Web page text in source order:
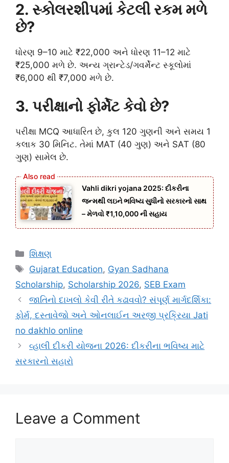
2. સ્કોલરશીપમાં કેટલી રકમ મળે
છે?
ધોરણ 9–10 માટે ₹22,000 અને ધોરણ 11–12 માટે
₹25,000 મળે છે. અન્ય ગ્રાન્ટેડ/ગવર્મેન્ટ સ્કૂલોમાં
₹6,000 થી ₹7,000 મળે છે.
3. પરીક્ષાનો ફોર્મેટ કેવો છે?
પરીક્ષા MCQ આધારિત છે, કુલ 120 ગુણની અને સમય 1
કલાક 30 મિનિટ. તેમાં MAT (40 ગુણ) અને SAT (80
ગુણ) સામેલ છે.
Vahli dikri yojana 2025: દીકરીના
જન્મથી લઇને ભવિષ્ય સુધીનો સરકારનો સાથ
– મેળવો ₹1,10,000 ની સહાય
Categories
શિક્ષણ
Tags
Gujarat Education, Gyan Sadhana
Scholarship, Scholarship 2026, SEB Exam
જાતિનો દાખલો કેવી રીતે કઢાવવો? સંપૂર્ણ માર્ગદર્શિકા:
ફોર્મ, દસ્તાવેજો અને ઓનલાઈન અરજી પ્રક્રિયા Jati
no dakhlo online
વ્હાલી દીકરી યોજના 2026: દીકરીના ભવિષ્ય માટે
સરકારનો સહારો
Leave a Comment